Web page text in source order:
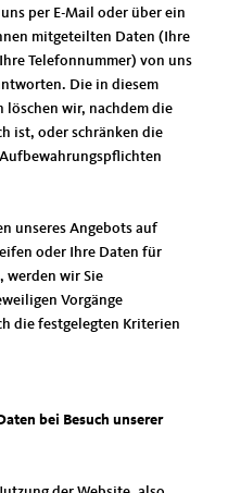
per E-Mail oder über ein
mitgeteilten Daten (Ihre
Telefonnummer) von uns
Die in diesem
löschen wir, nachdem die
ist, oder schränken die
unseres Angebots auf
oder Ihre Daten für
werden wir Sie
Vorgänge
die festgelegten Kriterien
bei Besuch unserer